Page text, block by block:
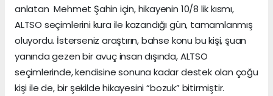
anlatan Mehmet Şahin için, hikayenin 10/8 lik kısmı,
ALTSO seçimlerini kura ile kazandığı gün, tamamlanmış
oluyordu. İsterseniz araştırın, bahse konu bu kişi, şuan
yanında gezen bir avuç insan dışında, ALTSO
seçimlerinde, kendisine sonuna kadar destek olan çoğu
kişi ile de, bir şekilde hikayesini “bozuk” bitirmiştir.